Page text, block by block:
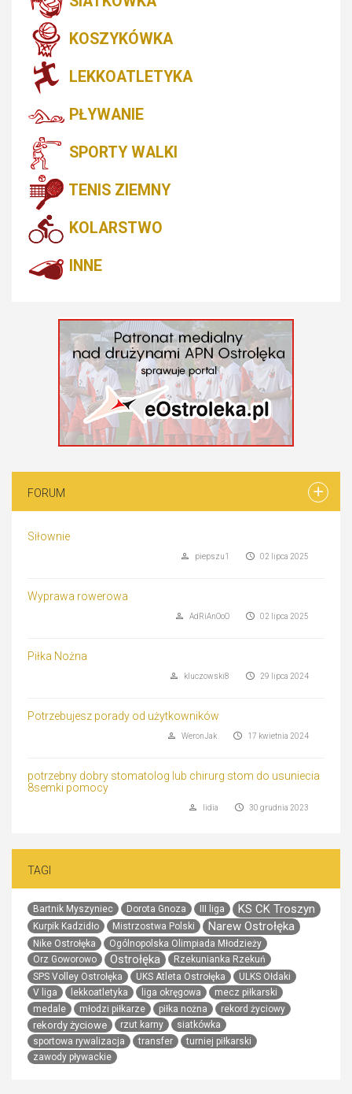
KOSZYKÓWKA
LEKKOATLETYKA
PŁYWANIE
SPORTY WALKI
TENIS ZIEMNY
KOLARSTWO
INNE
FORUM
Siłownie
02 lipca 2025
piepszu1
Wyprawa rowerowa
02 lipca 2025
AdRiAnOoO
Piłka Nożna
29 lipca 2024
kluczowski8
Potrzebujesz porady od użytkowników
17 kwietnia 2024
WeronJak
potrzebny dobry stomatolog lub chirurg stom do usuniecia
8semki pomocy
30 grudnia 2023
lidia
TAGI
Bartnik Myszyniec Dorota Gnoza III liga KS CK Troszyn
Kurpik Kadzidło Mistrzostwa Polski Narew Ostrołęka
Nike Ostrołęka
Ogólnopolska Olimpiada Młodzieży
Orz Goworowo
Ostrołęka
Rzekunianka Rzekuń
SPS Volley Ostrołęka
UKS Atleta Ostrołęka
ULKS Ołdaki
V liga
lekkoatletyka liga okręgowa
mecz piłkarski
medale
młodzi piłkarze piłka nożna rekord życiowy
rekordy życiowe rzut karny
siatkówka
sportowa rywalizacja
transfer
turniej piłkarski
zawody pływackie